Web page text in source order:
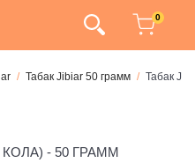
0
Табак Jibiar 50 грамм Табак
КОЛА) - 50 ГРАММ